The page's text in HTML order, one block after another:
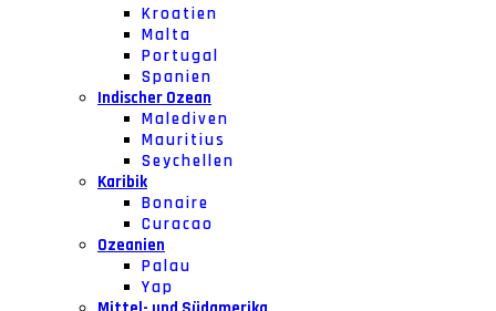
Kroatien
Malta
Portugal
Spanien
Indischer Ozean
Malediven
Mauritius
Seychellen
Karibik
Bonaire
Curacao
Ozeanien
Palau
Yap